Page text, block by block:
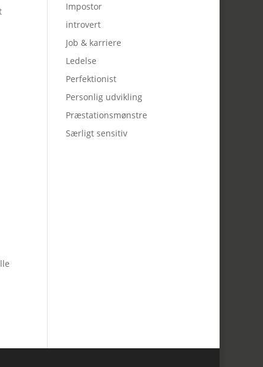
Impostor
introvert
Job & karriere
Ledelse
Perfektionist
Personlig udvikling
Præstationsmønstre
Særligt sensitiv